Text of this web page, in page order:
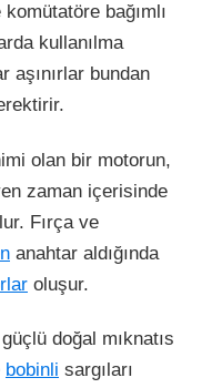
bağımlı
kullanılma
aşınırlar bundan
olan bir motorun,
zaman içerisinde
Fırça ve
anahtar aldığında
oluşur.
doğal mıknatıs
bobinli sargıları